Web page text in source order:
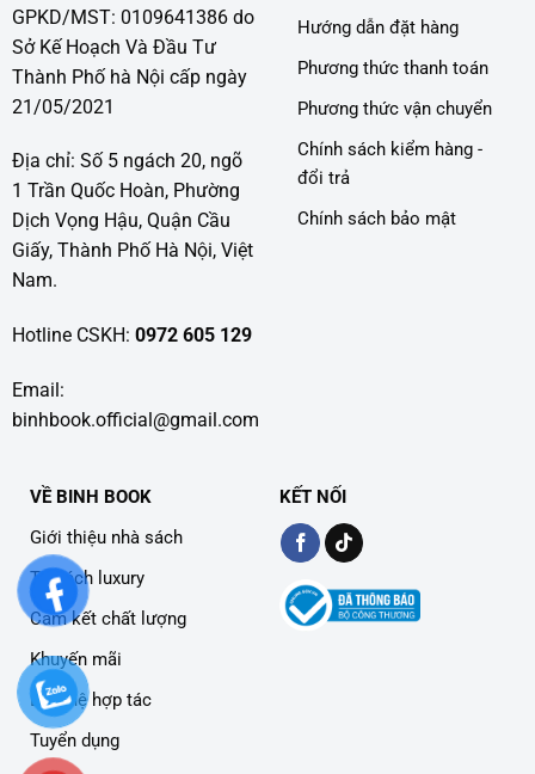
GPKD/MST: 0109641386 do
Sở Kế Hoạch Và Đầu Tư
Thành Phố hà Nội cấp ngày
21/05/2021
Địa chỉ: Số 5 ngách 20, ngõ
1 Trần Quốc Hoàn, Phường
Dịch Vọng Hậu, Quận Cầu
Giấy, Thành Phố Hà Nội, Việt
Nam.
Hotline CSKH: 0972 605 129
Email:
binhbook.official@gmail.com
Hướng dẫn đặt hàng
Phương thức thanh toán
Phương thức vận chuyển
Chính sách kiểm hàng -
đổi trả
Chính sách bảo mật
VỀ BINH BOOK
Giới thiệu nhà sách
Tủ sách luxury
Cam kết chất lượng
Khuyến mãi
Liên hệ hợp tác
Tuyển dụng
KẾT NỐI